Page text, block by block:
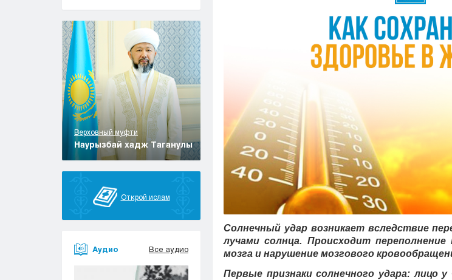
Верховный муфти
Наурызбай хадж Таганулы
Открой ислам
Аудио Все аудио
Солнечный удар возникает вследствие
лучами солнца. Происходит
мозга и нарушение мозгового
Первые признаки солнечного удара: лицо у